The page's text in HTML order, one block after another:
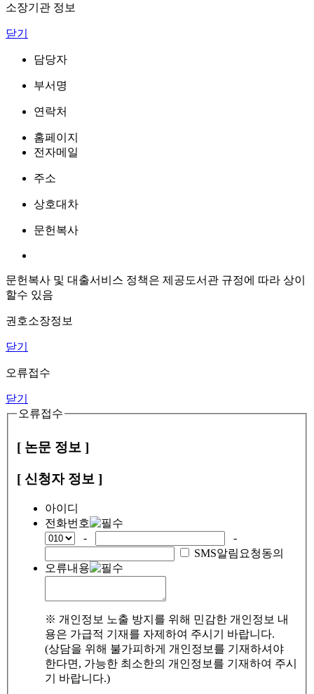
소장기관 정보
닫기
담당자
부서명
연락처
홈페이지
전자메일
주소
상호대차
문헌복사
문헌복사 및 대출서비스 정책은 제공도서관 규정에 따라 상이
할수 있음
권호소장정보
닫기
오류접수
닫기
오류접수
[ 논문 정보 ]
[ 신청자 정보 ]
아이디
전화번호
-
-
SMS알림요청동의
오류내용
※ 개인정보 노출 방지를 위해 민감한 개인정보 내
용은 가급적 기재를 자제하여 주시기 바랍니다.
(상담을 위해 불가피하게 개인정보를 기재하셔야
한다면, 가능한 최소한의 개인정보를 기재하여 주시
기 바랍니다.)